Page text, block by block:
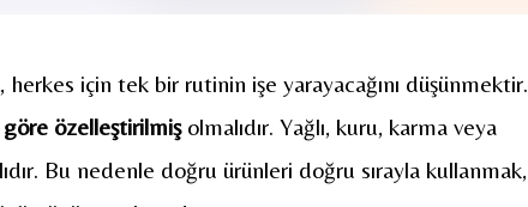
herkes için tek bir rutinin işe yarayacağını düşünmektir.
özelleştirilmişolmalıdır. Yağlı, kuru, karma veya
Bu nedenle doğru ürünleri doğru sırayla kullanmak,